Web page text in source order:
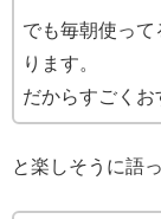
でも毎朝使っ
ります。
だからすごくお
と楽しそうに語